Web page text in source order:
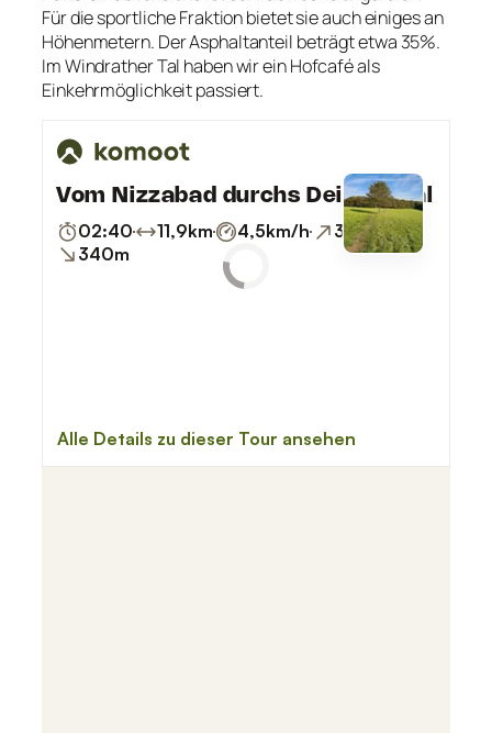
Für die sportliche Fraktion bietet sie auch einiges an
Höhenmetern. Der Asphaltanteil beträgt etwa 35%.
Im Windrather Tal haben wir ein Hofcafé als
Einkehrmöglichkeit passiert.